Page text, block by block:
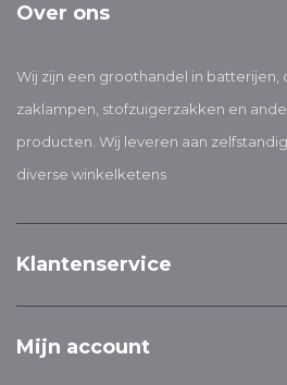
Over ons
Wij zijn een groothandel in batterijen,
zaklampen, stofzuigerzakken en
producten. Wij leveren aan
diverse winkelketens
Klantenservice
Mijn account